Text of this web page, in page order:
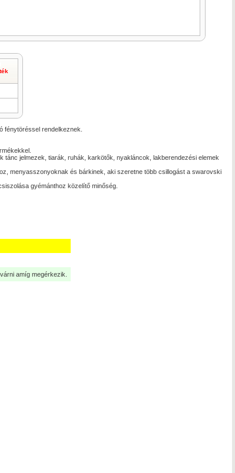
rendelkeznek.
jelmezek, tiarák, ruhák, karkötők, nyakláncok, lakberendezési elemek
menyasszonyoknak és bárkinek, aki szeretne több csillogást a swarovski
gyémánthoz közelítő minőség.
amíg megérkezik.